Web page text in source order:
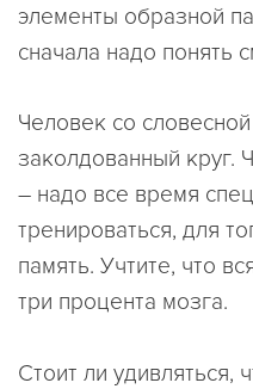
элементы образной
сначала надо понять
Человек со
заколдованный круг.
– надо все время
тренироваться, для
память. Учтите, что
три процента мозга.
Стоит ли удивляться,